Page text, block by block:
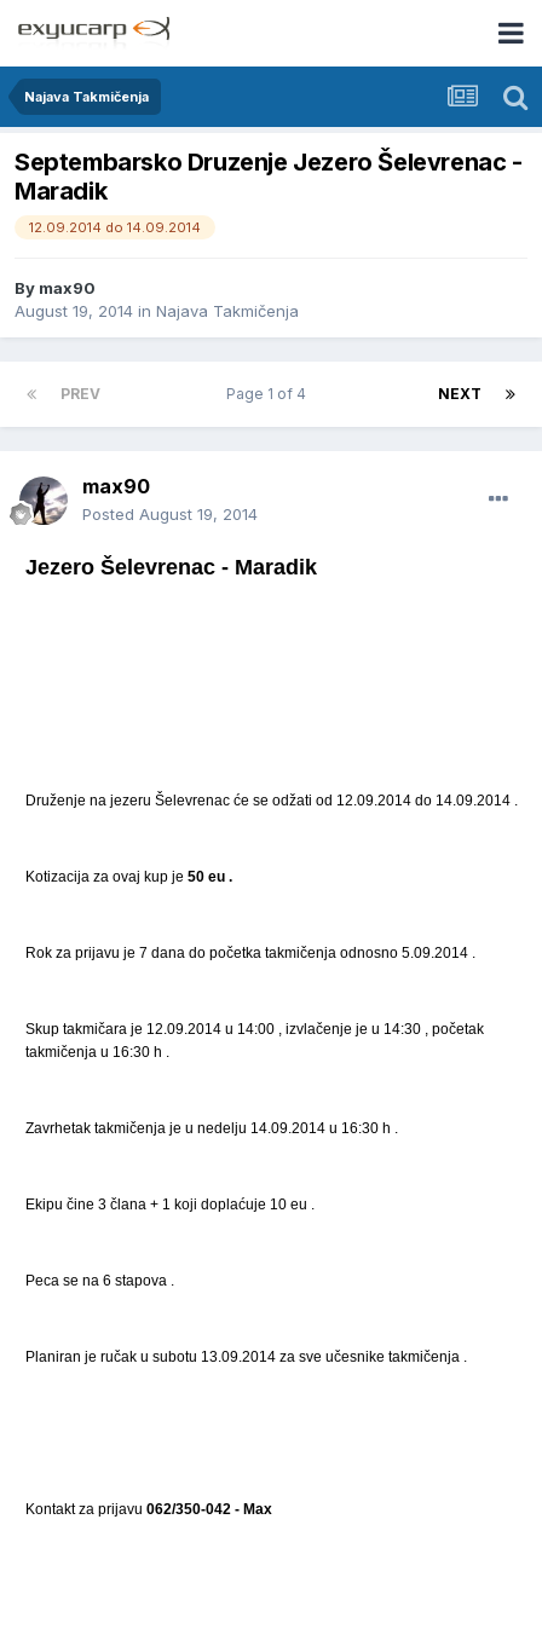
Najava Takmičenja
Septembarsko Druzenje Jezero Šelevrenac -
Maradik
12.09.2014 do 14.09.2014
By max90
August 19, 2014 in Najava Takmičenja
PREV NEXT
Page 1 of 4
max90
Posted August 19, 2014
Jezero Šelevrenac - Maradik
Druženje na jezeru Šelevrenac će se odžati od 12.09.2014 do 14.09.2014 .
Kotizacija za ovaj kup je 50 eu .
Rok za prijavu je 7 dana do početka takmičenja odnosno 5.09.2014 .
Skup takmičara je 12.09.2014 u 14:00 , izvlačenje je u 14:30 , početak
takmičenja u 16:30 h .
Zavrhetak takmičenja je u nedelju 14.09.2014 u 16:30 h .
Ekipu čine 3 člana + 1 koji doplaćuje 10 eu .
Peca se na 6 stapova .
Planiran je ručak u subotu 13.09.2014 za sve učesnike takmičenja .
Kontakt za prijavu 062/350-042 - Max